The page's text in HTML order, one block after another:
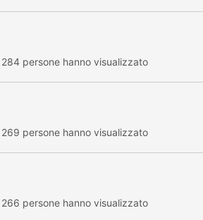
284 persone hanno visualizzato
269 persone hanno visualizzato
266 persone hanno visualizzato